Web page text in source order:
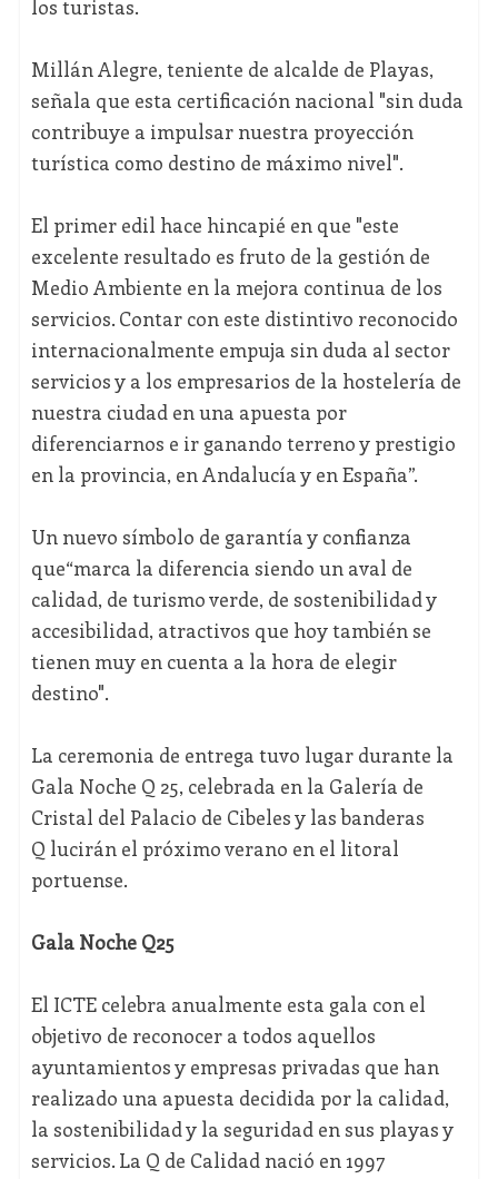
los turistas.
Millán Alegre, teniente de alcalde de Playas,
señala que esta certificación nacional "sin duda
contribuye a impulsar nuestra proyección
turística como destino de máximo nivel".
El primer edil hace hincapié en que "este
excelente resultado es fruto de la gestión de
Medio Ambiente en la mejora continua de los
servicios. Contar con este distintivo reconocido
internacionalmente empuja sin duda al sector
servicios y a los empresarios de la hostelería de
nuestra ciudad en una apuesta por
diferenciarnos e ir ganando terreno y prestigio
en la provincia, en Andalucía y en España”.
Un nuevo símbolo de garantía y confianza
que“marca la diferencia siendo un aval de
calidad, de turismo verde, de sostenibilidad y
accesibilidad, atractivos que hoy también se
tienen muy en cuenta a la hora de elegir
destino".
La ceremonia de entrega tuvo lugar durante la
Gala Noche Q 25, celebrada en la Galería de
Cristal del Palacio de Cibeles y las banderas
Q lucirán el próximo verano en el litoral
portuense.
Gala Noche Q25
El ICTE celebra anualmente esta gala con el
objetivo de reconocer a todos aquellos
ayuntamientos y empresas privadas que han
realizado una apuesta decidida por la calidad,
la sostenibilidad y la seguridad en sus playas y
servicios. La Q de Calidad nació en 1997